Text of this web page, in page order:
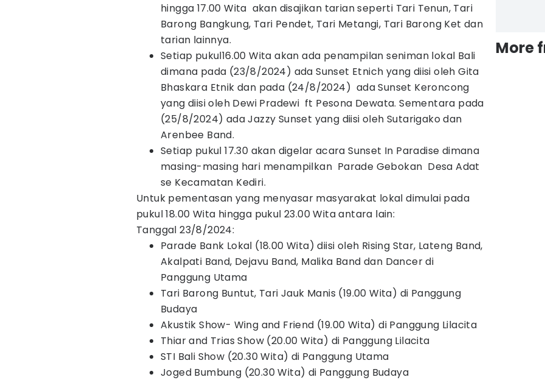
hingga 17.00 Wita akan disajikan tarian seperti Tari Tenun, Tari
Barong Bangkung, Tari Pendet, Tari Metangi, Tari Barong Ket dan
tarian lainnya.
Setiap pukul16.00 Wita akan ada penampilan seniman lokal Bali
dimana pada (23/8/2024) ada Sunset Etnich yang diisi oleh Gita
Bhaskara Etnik dan pada (24/8/2024) ada Sunset Keroncong
yang diisi oleh Dewi Pradewi ft Pesona Dewata. Sementara pada
(25/8/2024) ada Jazzy Sunset yang diisi oleh Sutarigako dan
Arenbee Band.
Setiap pukul 17.30 akan digelar acara Sunset In Paradise dimana
masing-masing hari menampilkan Parade Gebokan Desa Adat
se Kecamatan Kediri.
Untuk pementasan yang menyasar masyarakat lokal dimulai pada
pukul 18.00 Wita hingga pukul 23.00 Wita antara lain:
Tanggal 23/8/2024:
Parade Bank Lokal (18.00 Wita) diisi oleh Rising Star, Lateng Band,
Akalpati Band, Dejavu Band, Malika Band dan Dancer di
Panggung Utama
Tari Barong Buntut, Tari Jauk Manis (19.00 Wita) di Panggung
Budaya
Akustik Show- Wing and Friend (19.00 Wita) di Panggung Lilacita
Thiar and Trias Show (20.00 Wita) di Panggung Lilacita
STI Bali Show (20.30 Wita) di Panggung Utama
Joged Bumbung (20.30 Wita) di Panggung Budaya
More